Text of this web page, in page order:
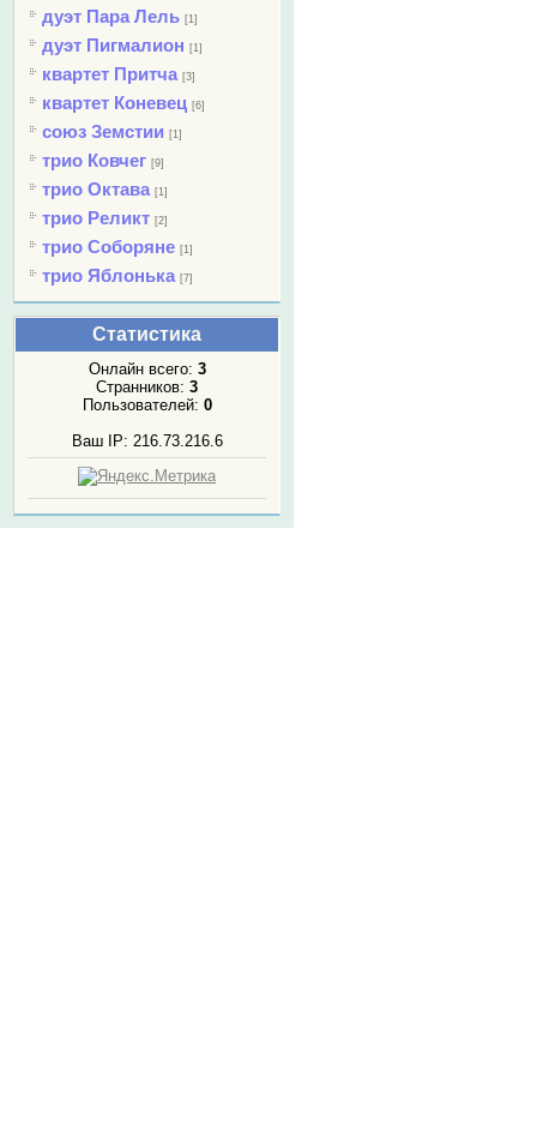
дуэт Пара Лель [1]
дуэт Пигмалион [1]
квартет Притча [3]
квартет Коневец [6]
союз Земстии [1]
трио Ковчег [9]
трио Октава [1]
трио Реликт [2]
трио Соборяне [1]
трио Яблонька [7]
Статистика
Онлайн всего: 3
Странников: 3
Пользователей: 0
Ваш IP: 216.73.216.6